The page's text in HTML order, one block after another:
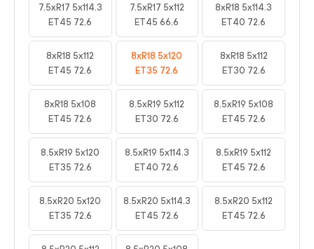
7.5xR17 5x114.3
ET45 72.6
7.5xR17 5x112
ET45 66.6
8xR18 5x114.3
ET40 72.6
8xR18 5x112
ET45 72.6
8xR18 5x120
ET35 72.6
8xR18 5x112
ET30 72.6
8xR18 5x108
ET45 72.6
8.5xR19 5x112
ET30 72.6
8.5xR19 5x108
ET45 72.6
8.5xR19 5x120
ET35 72.6
8.5xR19 5x114.3
ET40 72.6
8.5xR19 5x112
ET45 72.6
8.5xR20 5x120
ET35 72.6
8.5xR20 5x114.3
ET45 72.6
8.5xR20 5x112
ET45 72.6